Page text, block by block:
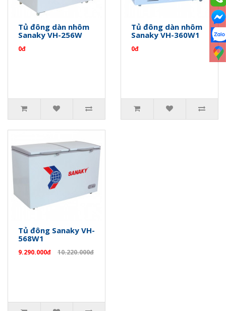
Tủ đông dàn nhôm
Sanaky VH-256W
0đ
Tủ đông dàn nhôm
Sanaky VH-360W1
0đ
Tủ đông Sanaky VH-
568W1
9.290.000đ 10.220.000đ